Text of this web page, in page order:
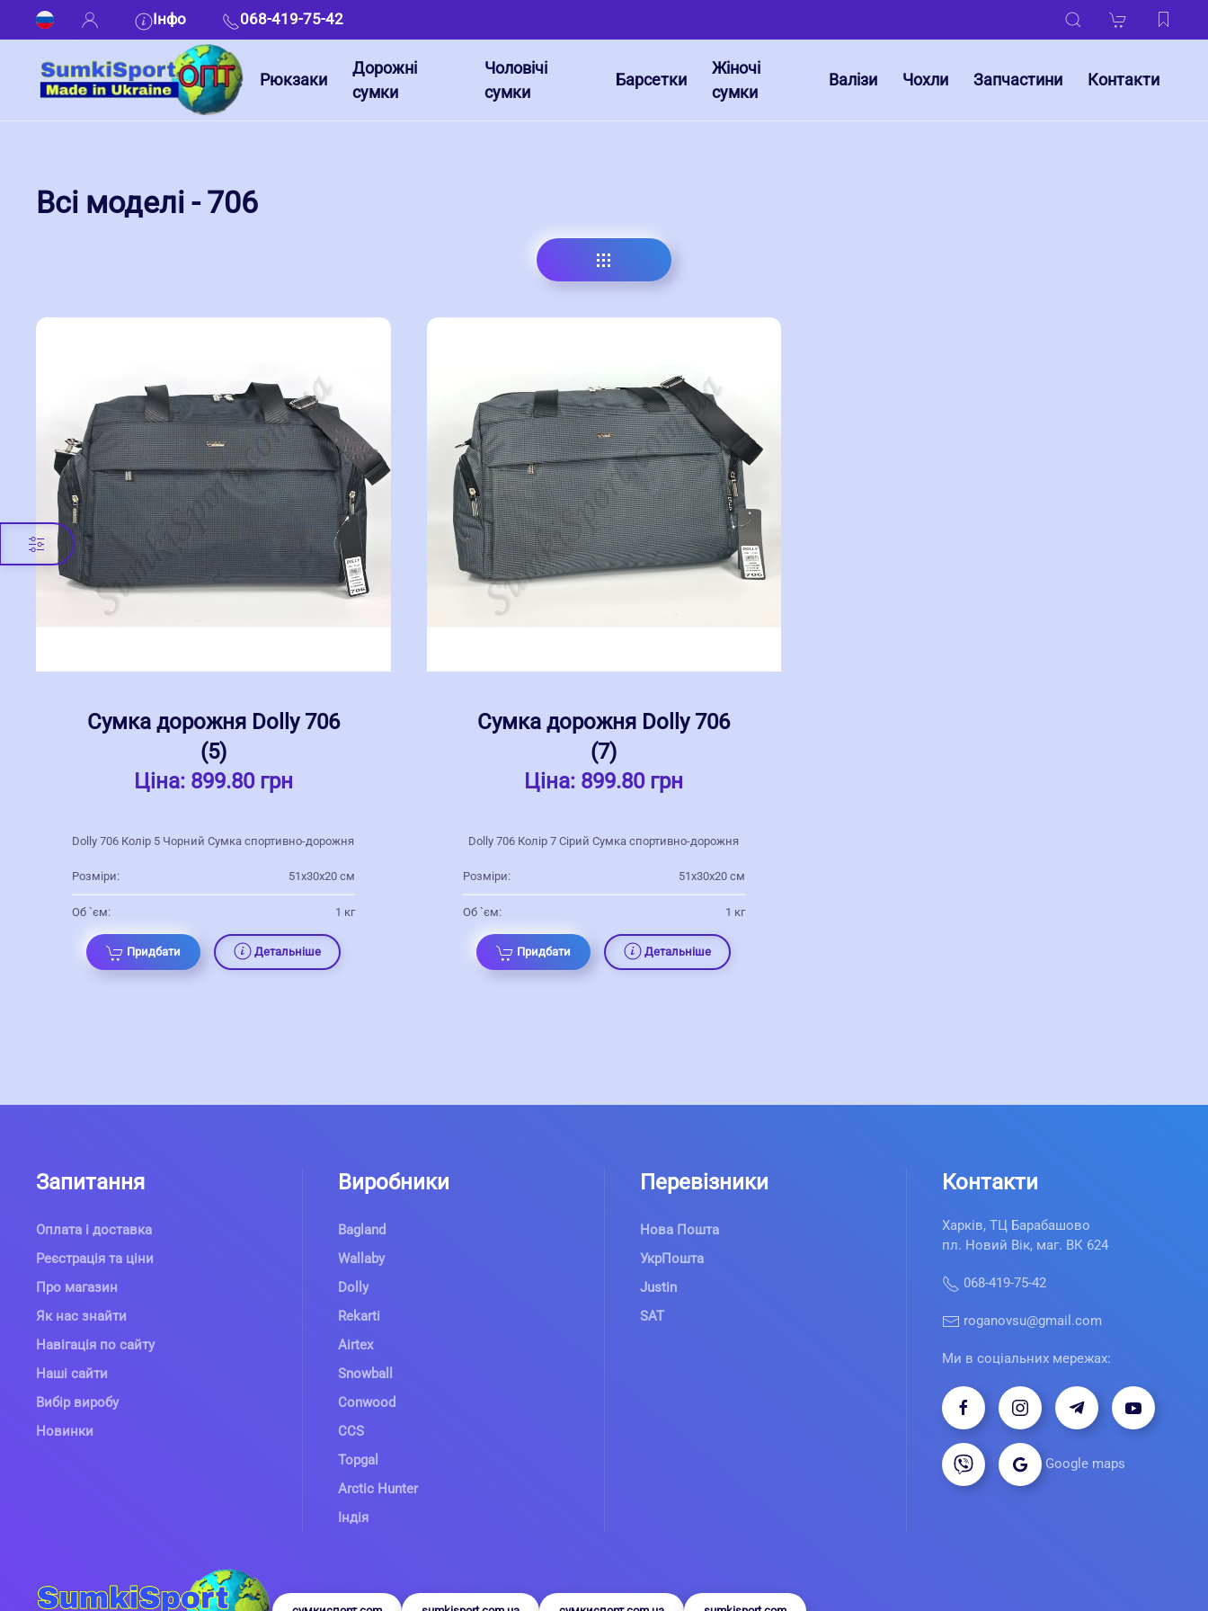
Інфо 068-419-75-42
Рюкзаки
Дорожні
сумки
Чоловічі
сумки
Барсетки
Жіночі
сумки
Валізи Чохли Запчастини Контакти
Всі моделі - 706
Сумка дорожня Dolly 706
(5)
Ціна: 899.80 грн
Dolly 706 Колір 5 Чорний Сумка спортивно-дорожня
Розміри: 51х30х20 см
Об `єм: 1 кг
Придбати Детальніше
Сумка дорожня Dolly 706
(7)
Ціна: 899.80 грн
Dolly 706 Колір 7 Сірий Сумка спортивно-дорожня
Розміри: 51х30х20 см
Об `єм: 1 кг
Придбати Детальніше
Запитання
Оплата і доставка
Реєстрація та ціни
Про магазин
Як нас знайти
Навігація по сайту
Наші сайти
Вибір виробу
Новинки
Виробники
Bagland
Wallaby
Dolly
Rekarti
Airtex
Snowball
Conwood
CCS
Topgal
Arctic Hunter
Індія
Перевізники
Нова Пошта
УкрПошта
Justin
SAT
Контакти
Харків, ТЦ Барабашово
пл. Новий Вік, маг. ВК 624
068-419-75-42
roganovsu@gmail.com
Ми в соціальних мережах:
Google maps